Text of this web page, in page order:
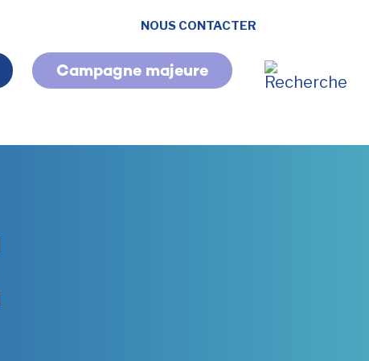
NOUS CONTACTER
Campagne majeure